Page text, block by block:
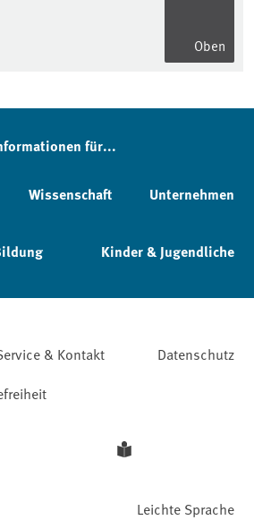
Oben
für...
Wissenschaft Unternehmen
Kinder & Jugendliche
& Kontakt
Datenschutz
Leichte Sprache